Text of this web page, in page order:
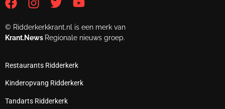
© Ridderkerkkrant.nl is een merk van
Krant.News Regionale nieuws groep.
Restaurants Ridderkerk
Kinderopvang Ridderkerk
Tandarts Ridderkerk